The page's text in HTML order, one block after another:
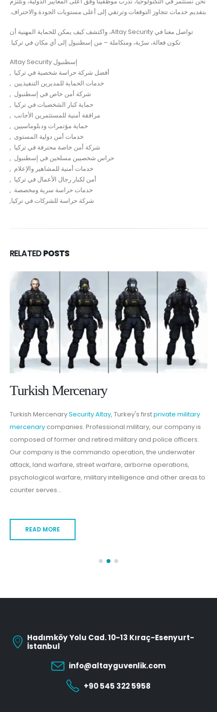
بتقديم خدمات تتجاوز التوقعات وترتقي إلى أعلى مستويات الجودة والاحتراف.
تواصل معنا في Altay Security، واكتشف كيف يمكن للحماية المهنية أن
تكون فعالة، سرّية، ومتكاملة – من إسطنبول إلى أي مكان في تركيا.
Altay Security إسطنبول
أفضل شركة حراسة شخصية في تركيا ,
خدمات الحماية للمديرين التنفيذيين ,
شركة أمن خاص في إسطنبول ,
حماية كبار الشخصيات في تركيا ,
مرافقة أمنية للمستثمرين الأجانب ,
حماية مؤتمرات ودبلوماسيين ,
خدمات أمن دولية المستوى ,
شركة أمن خاصة محترفة في تركيا ,
حراس شخصيين مسلحين في إسطنبول ,
خدمات أمنية للمشاهير والإعلام ,
أمن لكبار رجال الأعمال في تركيا ,
خدمات حراسة سرية ومخصصة ,
شركة حراسة للشركات في تركيا,
RELATED POSTS
Turkish Mercenary
Turkish MercenarySecurity Altay, Turkey's firstprivate military
mercenary companies. Professional military, our company is
composed of former and retired military and police officers.
Our company is the commando operation, the underwater
attack, land warfare, street warfare, airborne operations,
psychological warfare, military intelligence and other areas to
counter serves...
READ MORE
Hadımköy Yolu Cad. 10-13 Kıraç-Esenyurt-
İstanbul
info@altayguvenlik.com
+90 545 322 5958